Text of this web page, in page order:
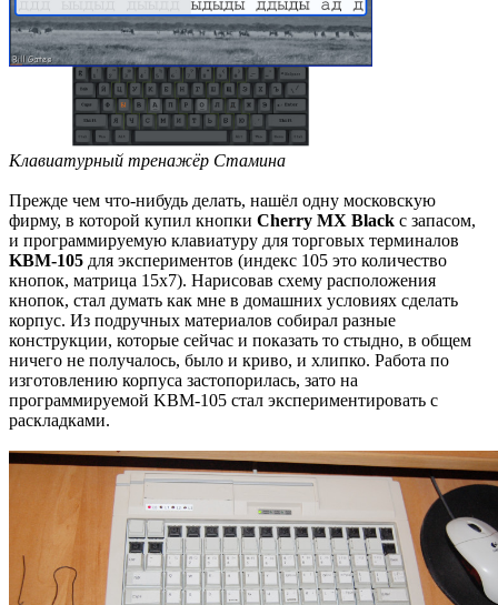
Клавиатурный тренажёр Стамина
Прежде чем что-нибудь делать, нашёл одну московскую
фирму, в которой купил кнопки Cherry MX Black с запасом,
и программируемую клавиатуру для торговых терминалов
KBM-105 для экспериментов (индекс 105 это количество
кнопок, матрица 15x7). Нарисовав схему расположения
кнопок, стал думать как мне в домашних условиях сделать
корпус. Из подручных материалов собирал разные
конструкции, которые сейчас и показать то стыдно, в общем
ничего не получалось, было и криво, и хлипко. Работа по
изготовлению корпуса застопорилась, зато на
программируемой KBM-105 стал экспериментировать с
раскладками.